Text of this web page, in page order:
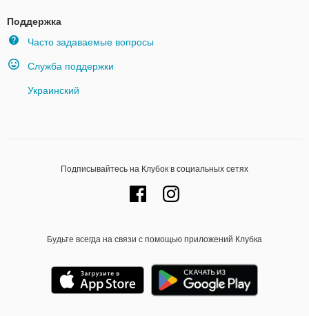
Поддержка
Часто задаваемые вопросы
Служба поддержки
Украинский
Подписывайтесь на Клубок в социальных сетях
Будьте всегда на связи с помощью приложений Клубка